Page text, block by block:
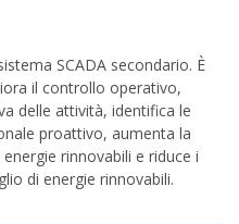
SCADA secondario. È
il controllo operativo,
delle attività, identifica le
proattivo, aumenta la
rinnovabili e riduce i
di energie rinnovabili.